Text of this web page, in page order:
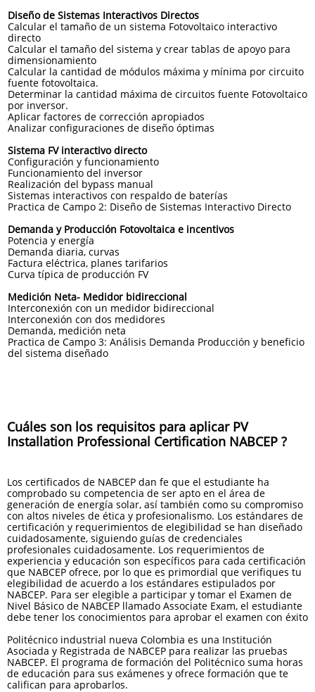
Diseño de Sistemas Interactivos Directos
Calcular el tamaño de un sistema Fotovoltaico interactivo
directo
Calcular el tamaño del sistema y crear tablas de apoyo para
dimensionamiento
Calcular la cantidad de módulos máxima y mínima por circuito
fuente fotovoltaica.
Determinar la cantidad máxima de circuitos fuente Fotovoltaico
por inversor.
Aplicar factores de corrección apropiados
Analizar configuraciones de diseño óptimas
Sistema FV interactivo directo
Configuración y funcionamiento
Funcionamiento del inversor
Realización del bypass manual
Sistemas interactivos con respaldo de baterías
Practica de Campo 2: Diseño de Sistemas Interactivo Directo
Demanda y Producción Fotovoltaica e incentivos
Potencia y energía
Demanda diaria, curvas
Factura eléctrica, planes tarifarios
Curva típica de producción FV
Medición Neta- Medidor bidireccional
Interconexión con un medidor bidireccional
Interconexión con dos medidores
Demanda, medición neta
Practica de Campo 3: Análisis Demanda Producción y beneficio
del sistema diseñado
Cuáles son los requisitos para aplicar PV
Installation Professional Certification NABCEP ?
Los certificados de NABCEP dan fe que el estudiante ha
comprobado su competencia de ser apto en el área de
generación de energía solar, así también como su compromiso
con altos niveles de ética y profesionalismo. Los estándares de
certificación y requerimientos de elegibilidad se han diseñado
cuidadosamente, siguiendo guías de credenciales
profesionales cuidadosamente. Los requerimientos de
experiencia y educación son específicos para cada certificación
que NABCEP ofrece, por lo que es primordial que verifiques tu
elegibilidad de acuerdo a los estándares estipulados por
NABCEP. Para ser elegible a participar y tomar el Examen de
Nivel Básico de NABCEP llamado Associate Exam, el estudiante
debe tener los conocimientos para aprobar el examen con éxito
Politécnico industrial nueva Colombia es una Institución
Asociada y Registrada de NABCEP para realizar las pruebas
NABCEP. El programa de formación del Politécnico suma horas
de educación para sus exámenes y ofrece formación que te
califican para aprobarlos.